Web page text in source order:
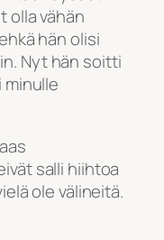
olla vähän
hän olisi
Nyt hän soitti
minulle
salli hiihtoa
ole välineitä.